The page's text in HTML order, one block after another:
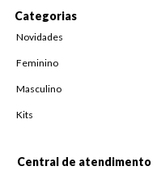
Categorias
Novidades
Feminino
Masculino
Kits
Central de atendimento